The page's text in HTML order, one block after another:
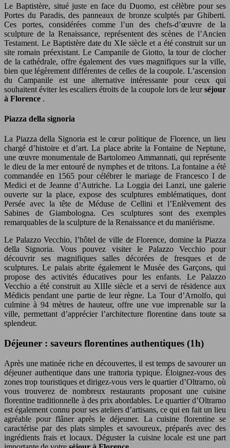
Le Baptistère, situé juste en face du Duomo, est célèbre pour ses
Portes du Paradis, des panneaux de bronze sculptés par Ghiberti.
Ces portes, considérées comme l’un des chefs-d’œuvre de la
sculpture de la Renaissance, représentent des scènes de l’Ancien
Testament. Le Baptistère date du XIe siècle et a été construit sur un
site romain préexistant. Le Campanile de Giotto, la tour de clocher
de la cathédrale, offre également des vues magnifiques sur la ville,
bien que légèrement différentes de celles de la coupole. L’ascension
du Campanile est une alternative intéressante pour ceux qui
souhaitent éviter les escaliers étroits de la coupole lors de leurséjour
à Florence .
Piazza della signoria
La Piazza della Signoria est le cœur politique de Florence, un lieu
chargé d’histoire et d’art. La place abrite la Fontaine de Neptune,
une œuvre monumentale de Bartolomeo Ammannati, qui représente
le dieu de la mer entouré de nymphes et de tritons. La fontaine a été
commandée en 1565 pour célébrer le mariage de Francesco I de
Medici et de Jeanne d’Autriche. La Loggia dei Lanzi, une galerie
ouverte sur la place, expose des sculptures emblématiques, dont
Persée avec la tête de Méduse de Cellini et l’Enlèvement des
Sabines de Giambologna. Ces sculptures sont des exemples
remarquables de la sculpture de la Renaissance et du maniérisme.
Le Palazzo Vecchio, l’hôtel de ville de Florence, domine la Piazza
della Signoria. Vous pouvez visiter le Palazzo Vecchio pour
découvrir ses magnifiques salles décorées de fresques et de
sculptures. Le palais abrite également le Musée des Garçons, qui
propose des activités éducatives pour les enfants. Le Palazzo
Vecchio a été construit au XIIIe siècle et a servi de résidence aux
Médicis pendant une partie de leur règne. La Tour d’Arnolfo, qui
culmine à 94 mètres de hauteur, offre une vue imprenable sur la
ville, permettant d’apprécier l’architecture florentine dans toute sa
splendeur.
Déjeuner : saveurs florentines authentiques (1h)
Après une matinée riche en découvertes, il est temps de savourer un
déjeuner authentique dans une trattoria typique. Éloignez-vous des
zones trop touristiques et dirigez-vous vers le quartier d’Oltrarno, où
vous trouverez de nombreux restaurants proposant une cuisine
florentine traditionnelle à des prix abordables. Le quartier d’Oltrarno
est également connu pour ses ateliers d’artisans, ce qui en fait un lieu
agréable pour flâner après le déjeuner. La cuisine florentine se
caractérise par des plats simples et savoureux, préparés avec des
ingrédients frais et locaux. Déguster la cuisine locale est une part